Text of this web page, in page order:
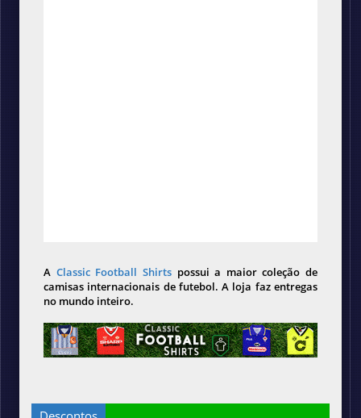
A Classic Football Shirts possui a maior coleção de
camisas internacionais de futebol. A loja faz entregas
no mundo inteiro.